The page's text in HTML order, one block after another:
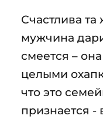
Счастлива
мужчина
смеется –
целыми
что это
признается -